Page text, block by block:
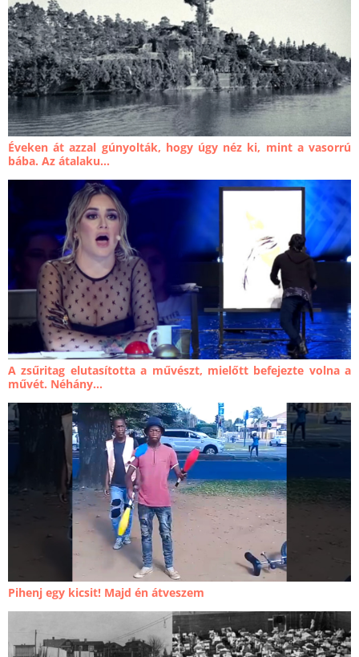
Éveken át azzal gúnyolták, hogy úgy néz ki, mint a vasorrú
bába. Az átalaku...
A zsűritag elutasította a művészt, mielőtt befejezte volna a
művét. Néhány...
Pihenj egy kicsit! Majd én átveszem